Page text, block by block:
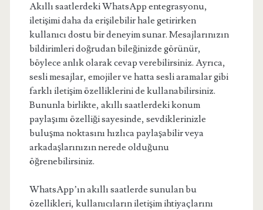
Akıllı saatlerdeki WhatsApp entegrasyonu,
iletişimi daha da erişilebilir hale getirirken
kullanıcı dostu bir deneyim sunar. Mesajlarınızın
bildirimleri doğrudan bileğinizde görünür,
böylece anlık olarak cevap verebilirsiniz. Ayrıca,
sesli mesajlar, emojiler ve hatta sesli aramalar gibi
farklı iletişim özelliklerini de kullanabilirsiniz.
Bununla birlikte, akıllı saatlerdeki konum
paylaşımı özelliği sayesinde, sevdiklerinizle
buluşma noktasını hızlıca paylaşabilir veya
arkadaşlarınızın nerede olduğunu
öğrenebilirsiniz.
WhatsApp’ın akıllı saatlerde sunulan bu
özellikleri, kullanıcıların iletişim ihtiyaçlarını